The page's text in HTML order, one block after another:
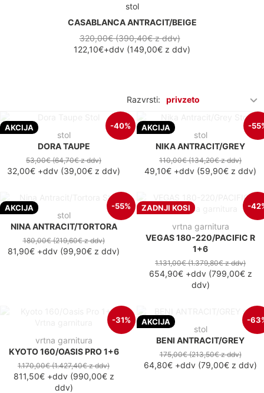
stol
CASABLANCA ANTRACIT/BEIGE
320,00€ (390,40€z ddv)
122,10€+ddv (149,00€ z ddv)
Razvrsti: privzeto
AKCIJA -40%
stol
DORA TAUPE
53,00€(64,70€z ddv)
32,00€ +ddv (39,00€ z ddv)
AKCIJA -
stol
NIKA ANTRACIT/GREY
110,00€(134,20€z ddv)
49,10€ +ddv (59,90€ z ddv)
AKCIJA -55%
stol
NINA ANTRACIT/TORTORA
180,00€(219,60€z ddv)
81,90€ +ddv (99,90€ z ddv)
ZADNJI KOSI -
vrtna garnitura
VEGAS 180-220/PACIFIC R
1+6
1.131,00€(1.379,80€z ddv)
654,90€+ddv(799,00€z
ddv)
-31%
vrtna garnitura
KYOTO 160/OASIS PRO 1+6
1.170,00€(1.427,40€z ddv)
811,50€+ddv(990,00€z
ddv)
AKCIJA -
stol
BENI ANTRACIT/GREY
175,00€(213,50€z ddv)
64,80€ +ddv (79,00€ z ddv)